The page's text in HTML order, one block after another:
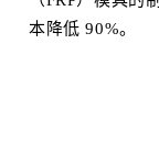
本降低 90%。